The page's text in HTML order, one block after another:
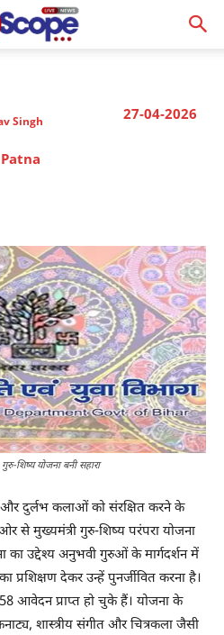
27-04-2026
Singh
Patna
शिष्य योजना बनी सहारा
और दुर्लभ कलाओं को संरक्षित करने के
से मुख्यमंत्री गुरु-शिष्य परंपरा योजना
का उद्देश्य अनुभवी गुरुओं के मार्गदर्शन में
प्रशिक्षण देकर उन्हें पुनर्जीवित करना है।
प्राप्त हो चुके हैं। योजना के
शास्त्रीय संगीत और चित्रकला जैसी